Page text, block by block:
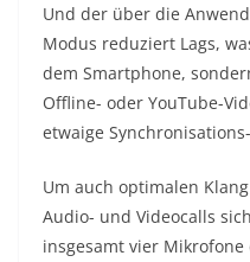
Und der über die
Modus reduziert Lags,
dem Smartphone,
Offline- oder YouTube-
etwaige
Um auch optimalen
Audio- und Videocalls
insgesamt vier